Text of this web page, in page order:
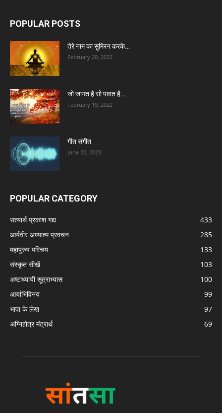
POPULAR POSTS
तेरे नाम का सुमिरन करके…
February 20, 2022
जो जागत है सो पावत है…
February 19, 2022
गीत संगीत
June 20, 2023
POPULAR CATEGORY
सत्यार्थ प्रकाश गद्य
433
आर्यवीर अध्यात्म प्रवचन
285
महापुरुष परिचय
133
संस्कृत सीखें
103
अष्टाध्यायी सूत्राभ्यास
100
आर्याभिविनय
99
भापा के लेख
97
अग्निहोत्र मंत्रार्थ
69